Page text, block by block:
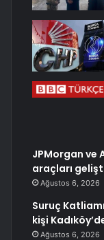
JPMorgan ve
araçları
Ağustos 6, 2026
Suruç
kişi
Ağustos 6, 2026